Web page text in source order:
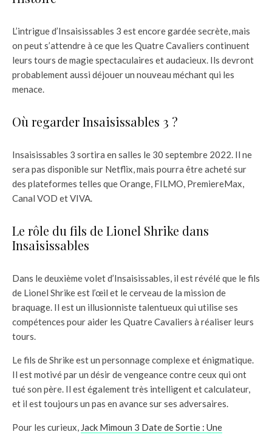
L’intrigue d’Insaisissables 3 est encore gardée secrète, mais
on peut s’attendre à ce que les Quatre Cavaliers continuent
leurs tours de magie spectaculaires et audacieux. Ils devront
probablement aussi déjouer un nouveau méchant qui les
menace.
Où regarder Insaisissables 3 ?
Insaisissables 3 sortira en salles le 30 septembre 2022. Il ne
sera pas disponible sur Netflix, mais pourra être acheté sur
des plateformes telles que Orange, FILMO, PremiereMax,
Canal VOD et VIVA.
Le rôle du fils de Lionel Shrike dans
Insaisissables
Dans le deuxième volet d’Insaisissables, il est révélé que le fils
de Lionel Shrike est l’œil et le cerveau de la mission de
braquage. Il est un illusionniste talentueux qui utilise ses
compétences pour aider les Quatre Cavaliers à réaliser leurs
tours.
Le fils de Shrike est un personnage complexe et énigmatique.
Il est motivé par un désir de vengeance contre ceux qui ont
tué son père. Il est également très intelligent et calculateur,
et il est toujours un pas en avance sur ses adversaires.
Pour les curieux, Jack Mimoun 3 Date de Sortie : Une